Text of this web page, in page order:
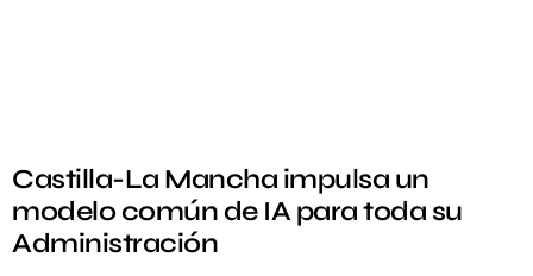
Castilla-La Mancha impulsa un
modelo común de IA para toda su
Administración